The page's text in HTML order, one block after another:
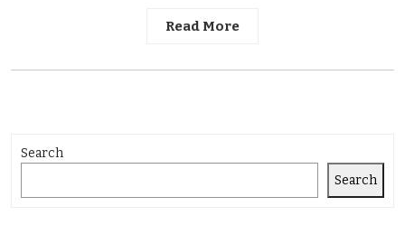
Read More
Search
Search